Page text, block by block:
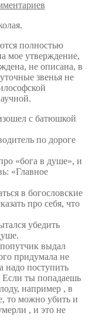
полностью
мое утверждение,
не описана, в
звенья не
с батюшкой
по дороге
«бога в душе», и
«Главное
в богословские
про себя, что
убедить
выдал
придумала не
надо поступить
Если ты попадаешь
например , в
то можно убить и
, и это не